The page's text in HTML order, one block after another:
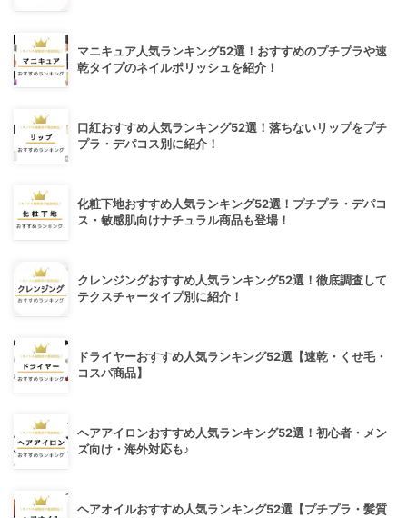
マニキュア人気ランキング52選！おすすめのプチプラや速
乾タイプのネイルポリッシュを紹介！
口紅おすすめ人気ランキング52選！落ちないリップをプチ
プラ・デパコス別に紹介！
化粧下地おすすめ人気ランキング52選！プチプラ・デパコ
ス・敏感肌向けナチュラル商品も登場！
クレンジングおすすめ人気ランキング52選！徹底調査して
テクスチャータイプ別に紹介！
ドライヤーおすすめ人気ランキング52選【速乾・くせ毛・
コスパ商品】
ヘアアイロンおすすめ人気ランキング52選！初心者・メン
ズ向け・海外対応も♪
ヘアオイルおすすめ人気ランキング52選【プチプラ・髪質